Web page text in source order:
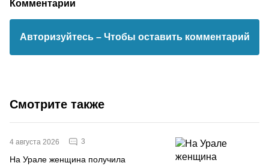
Комментарии
Авторизуйтесь – Чтобы оставить комментарий
Смотрите также
4 августа 2026 3
На Урале женщина получила